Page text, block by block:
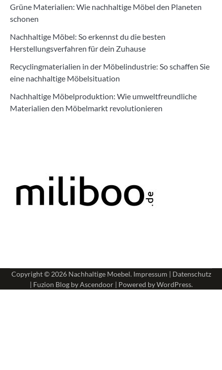
Grüne Materialien: Wie nachhaltige Möbel den Planeten
schonen
Nachhaltige Möbel: So erkennst du die besten
Herstellungsverfahren für dein Zuhause
Recyclingmaterialien in der Möbelindustrie: So schaffen Sie
eine nachhaltige Möbelsituation
Nachhaltige Möbelproduktion: Wie umweltfreundliche
Materialien den Möbelmarkt revolutionieren
Copyright © 2026 Nachhaltige Moebel. Impressum | Datenschutz
| Fuzion Blog byAscendoor| Powered byWordPress.